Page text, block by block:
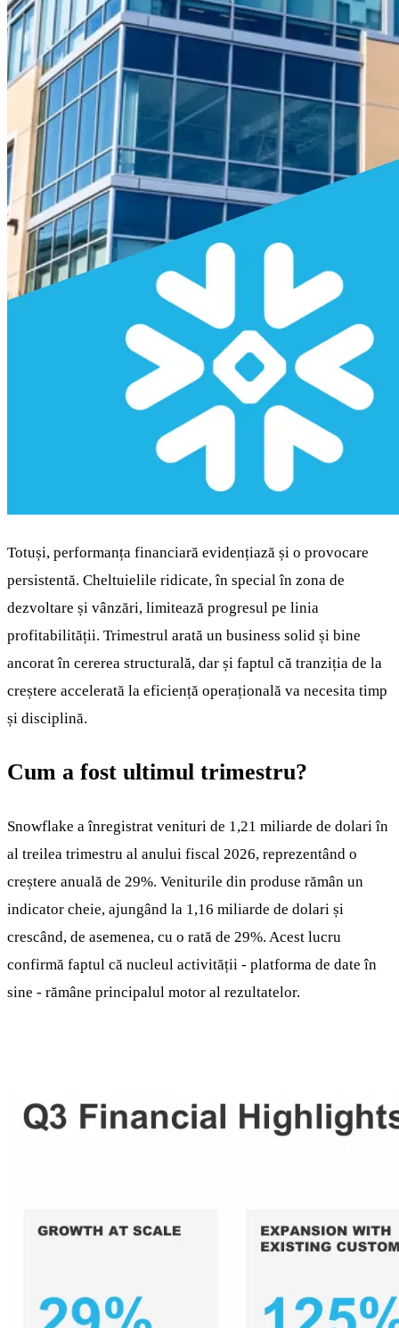
Totuși, performanța financiară evidențiază și o provocare
persistentă. Cheltuielile ridicate, în special în zona de
dezvoltare și vânzări, limitează progresul pe linia
profitabilității. Trimestrul arată un business solid și bine
ancorat în cererea structurală, dar și faptul că tranziția de la
creștere accelerată la eficiență operațională va necesita timp
și disciplină.
Cum a fost ultimul trimestru?
Snowflake a înregistrat venituri de 1,21 miliarde de dolari în
al treilea trimestru al anului fiscal 2026, reprezentând o
creștere anuală de 29%. Veniturile din produse rămân un
indicator cheie, ajungând la 1,16 miliarde de dolari și
crescând, de asemenea, cu o rată de 29%. Acest lucru
confirmă faptul că nucleul activității - platforma de date în
sine - rămâne principalul motor al rezultatelor.